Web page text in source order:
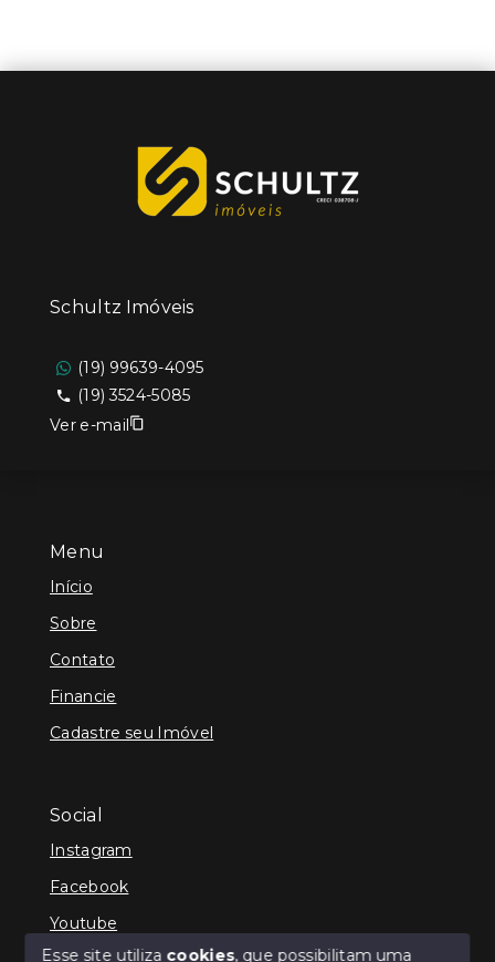
Menu
Início
Sobre
Contato
Financie
Cadastre seu Imóvel
Social
Instagram
Facebook
Youtube
Schultz Imóveis
(19) 99639-4095
(19) 3524-5085
Ver e-mail
Esse site utiliza cookies, que possibilitam uma